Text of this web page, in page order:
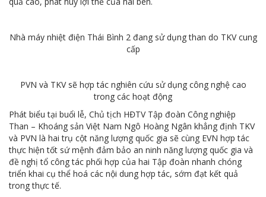
Nhà máy nhiệt điện Thái Bình 2 đang sử dụng than do TKV cung
cấp
PVN và TKV sẽ hợp tác nghiên cứu sử dụng công nghệ cao
trong các hoạt động
Phát biểu tại buổi lễ, Chủ tịch HĐTV Tập đoàn Công nghiệp
Than – Khoáng sản Việt Nam Ngô Hoàng Ngân khẳng định TKV
và PVN là hai trụ cột năng lượng quốc gia sẽ cùng EVN hợp tác
thực hiện tốt sứ mệnh đảm bảo an ninh năng lượng quốc gia và
đề nghị tổ công tác phối hợp của hai Tập đoàn nhanh chóng
triển khai cụ thể hoá các nội dung hợp tác, sớm đạt kết quả
trong thực tế.